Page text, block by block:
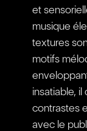
et
musique
textures
motifs
insatiable,
contrastes
avec le